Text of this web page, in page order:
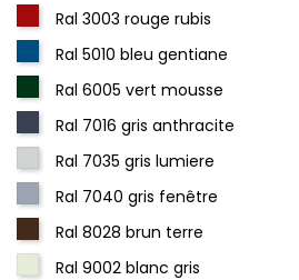
Ral 3003 rouge rubis
Ral 5010 bleu gentiane
Ral 6005 vert mousse
Ral 7016 gris anthracite
Ral 7035 gris lumiere
Ral 7040 gris fenêtre
Ral 8028 brun terre
Ral 9002 blanc gris